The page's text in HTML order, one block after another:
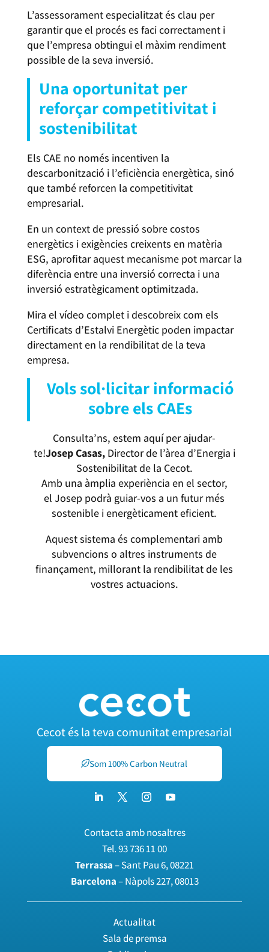
L’assessorament especialitzat és clau per
garantir que el procés es faci correctament i
que l’empresa obtingui el màxim rendiment
possible de la seva inversió.
Una oportunitat per
reforçar competitivitat i
sostenibilitat
Els CAE no només incentiven la
descarbonització i l’eficiència energètica, sinó
que també reforcen la competitivitat
empresarial.
En un context de pressió sobre costos
energètics i exigències creixents en matèria
ESG, aprofitar aquest mecanisme pot marcar la
diferència entre una inversió correcta i una
inversió estratègicament optimitzada.
Mira el vídeo complet i descobreix com els
Certificats d’Estalvi Energètic poden impactar
directament en la rendibilitat de la teva
empresa.
Vols sol·licitar informació
sobre els CAEs
Consulta’ns, estem aquí per ajudar-
te!Josep Casas, Director de l’àrea d’Energia i
Sostenibilitat de la Cecot.
Amb una àmplia experiència en el sector,
el Josep podrà guiar-vos a un futur més
sostenible i energèticament eficient.
Aquest sistema és complementari amb
subvencions o altres instruments de
finançament, millorant la rendibilitat de les
vostres actuacions.
Cecot és la teva comunitat empresarial
Som 100% Carbon Neutral
Contacta amb nosaltres
Tel.93 736 11 00
Terrassa– Sant Pau 6, 08221
Barcelona– Nàpols 227, 08013
Actualitat
Sala de premsa